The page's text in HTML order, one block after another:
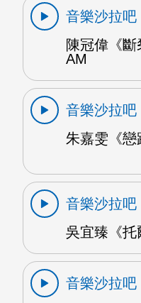
音樂沙拉吧
陳冠偉《
AM
音樂沙拉吧
朱嘉雯《戀
音樂沙拉吧
吳宜臻《托
音樂沙拉吧